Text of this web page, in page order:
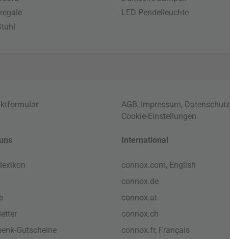
LED Pendelleuchte
AGB, Impressum, Datenschutz
Cookie-Einstellungen
Gutscheine
International
connox.com, English
connox.de
connox.at
connox.ch
connox.fr, Français